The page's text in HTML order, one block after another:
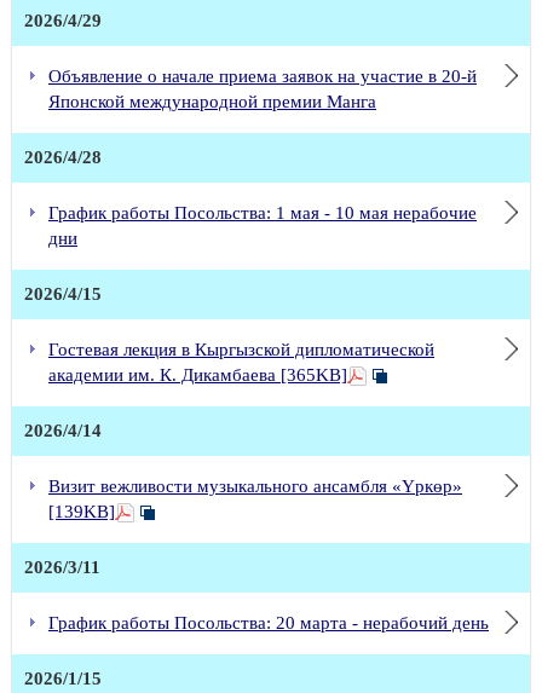
2026/4/29
Объявление о начале приема заявок на участие в 20-й
Японской международной премии Манга
2026/4/28
График работы Посольства: 1 мая - 10 мая нерабочие
дни
2026/4/15
Гостевая лекция в Кыргызской дипломатической
академии им. К. Дикамбаева [365KB]
2026/4/14
Визит вежливости музыкального ансамбля «Үркөр»
[139KB]
2026/3/11
График работы Посольства: 20 марта - нерабочий день
2026/1/15